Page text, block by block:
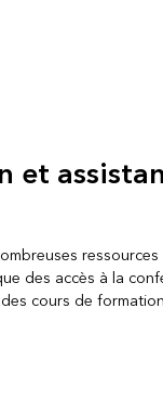
et
des accès à la
des cours de